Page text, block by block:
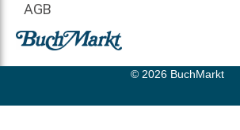
AGB
© 2026 BuchMarkt